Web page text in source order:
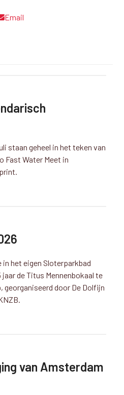
Email
staan geheel in het teken van
Fast Water Meet in
het eigen Sloterparkbad
de Titus Mennenbokaal te
door De Dolfijn
van Amsterdam